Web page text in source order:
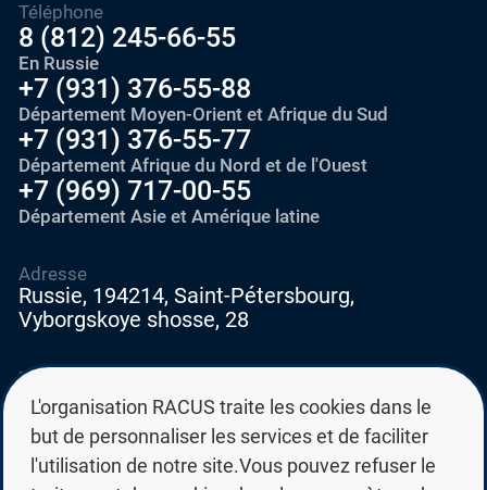
Téléphone
8 (812) 245-66-55
En Russie
+7 (931) 376-55-88
Département Moyen-Orient et Afrique du Sud
+7 (931) 376-55-77
Département Afrique du Nord et de l'Ouest
+7 (969) 717-00-55
Département Asie et Amérique latine
E-mail
education@edurussia.org
edurussia@racus.ru
Adresse
Russie, 194214, Saint-Pétersbourg,
Vyborgskoye shosse, 28
L'organisation RACUS traite les cookies dans le
but de personnaliser les services et de faciliter
l'utilisation de notre site.Vous pouvez refuser le